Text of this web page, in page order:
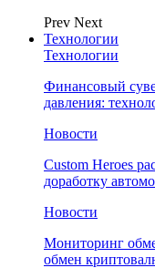
Prev Next
Технологии
Технологии
Финансовый
давления:
Новости
Custom Heroes
доработку
Новости
Мониторинг
обмен